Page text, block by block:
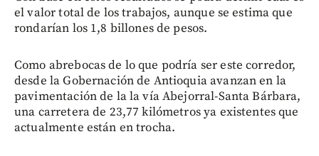
el valor total de los trabajos, aunque se estima que
rondarían los 1,8 billones de pesos.
Como abrebocas de lo que podría ser este corredor,
desde la Gobernación de Antioquia avanzan en la
pavimentación de la la vía Abejorral-Santa Bárbara,
una carretera de 23,77 kilómetros ya existentes que
actualmente están en trocha.